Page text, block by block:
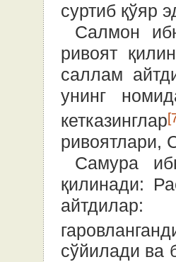
суртиб қўяр
Салмон
ривоят
саллам
унинг
кетказинглар
ривоятлари,
Самура
қилинади:
сўйилади ва